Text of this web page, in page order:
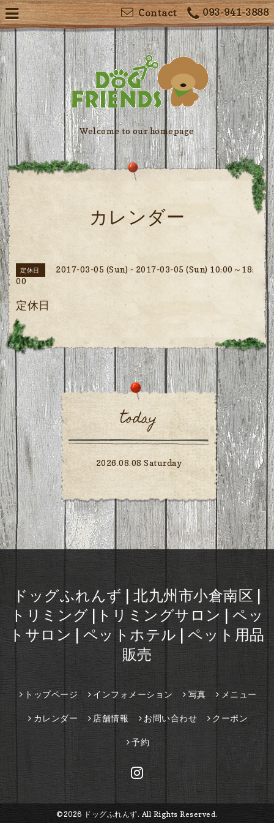
093-941-3888
Contact
Welcome to our homepage
カレンダー
定休日
2017-03-05 (Sun) - 2017-03-05 (Sun) 10:00～18:
00
定休日
today
2026.08.08 Saturday
ドッグふれんず | 北九州市小倉南区 |
トリミング |トリミングサロン | ペッ
トサロン | ペットホテル | ペット用品
販売
トップページ インフォメーション 写真 メニュー
カレンダー 店舗情報 お問い合わせ クーポン
予約
©2026 ドッグふれんず. All Rights Reserved.